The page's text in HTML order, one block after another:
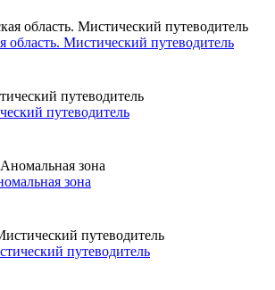
Мистический путеводитель
путеводитель
зона
путеводитель